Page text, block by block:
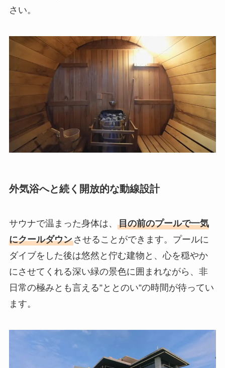
さい。
外気浴へと続く開放的な動線設計
サウナで温まった身体は、 目の前のプールで一気
にクールダウンさせることができます。プールに
ダイブをした後は悠然と佇む建物と、心を穏やか
にさせてくれる深い緑の景色に囲まれながら、非
日常の極みとも言える”ととのい”の時間が待ってい
ます。